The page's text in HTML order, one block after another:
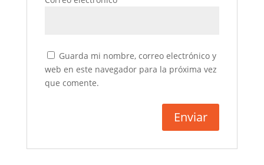
Guarda mi nombre, correo electrónico y
web en este navegador para la próxima vez
que comente.